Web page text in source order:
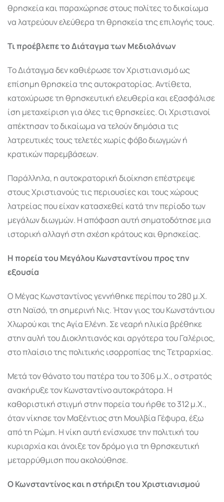
θρησκεία και παραχώρησε στους πολίτες το δικαίωμα
να λατρεύουν ελεύθερα τη θρησκεία της επιλογής τους.
Τι προέβλεπε το Διάταγμα των Μεδιολάνων
Το Διάταγμα δεν καθιέρωσε τον Χριστιανισμό ως
επίσημη θρησκεία της αυτοκρατορίας. Αντίθετα,
κατοχύρωσε τη θρησκευτική ελευθερία και εξασφάλισε
ίση μεταχείριση για όλες τις θρησκείες. Οι Χριστιανοί
απέκτησαν το δικαίωμα να τελούν δημόσια τις
λατρευτικές τους τελετές χωρίς φόβο διωγμών ή
κρατικών παρεμβάσεων.
Παράλληλα, η αυτοκρατορική διοίκηση επέστρεψε
στους Χριστιανούς τις περιουσίες και τους χώρους
λατρείας που είχαν κατασχεθεί κατά την περίοδο των
μεγάλων διωγμών. Η απόφαση αυτή σηματοδότησε μια
ιστορική αλλαγή στη σχέση κράτους και θρησκείας.
Η πορεία του Μεγάλου Κωνσταντίνου προς την
εξουσία
Ο Μέγας Κωνσταντίνοςγεννήθηκε περίπου το 280 μ.Χ.
στη Ναϊσό, τη σημερινή Νις. Ήταν γιος του Κωνστάντιου
Χλωρού και τηςΑγία Ελένη. Σε νεαρή ηλικία βρέθηκε
στην αυλή τουΔιοκλητιανός και αργότερα τουΓαλέριος,
στο πλαίσιο της πολιτικής ισορροπίας της Τετραρχίας.
Μετά τον θάνατο του πατέρα του το 306 μ.Χ., ο στρατός
ανακήρυξε τον Κωνσταντίνο αυτοκράτορα. Η
καθοριστική στιγμή στην πορεία του ήρθε το 312 μ.Χ.,
όταν νίκησε τονΜαξέντιοςστη Μουλβία Γέφυρα, έξω
από τη Ρώμη. Η νίκη αυτή ενίσχυσε την πολιτική του
κυριαρχία και άνοιξε τον δρόμο για τη θρησκευτική
μεταρρύθμιση που ακολούθησε.
Ο Κωνσταντίνος και η στήριξη του Χριστιανισμού